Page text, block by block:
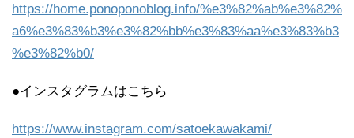
https://home.ponoponoblog.info/%e3%82%ab%e3%82%
a6%e3%83%b3%e3%82%bb%e3%83%aa%e3%83%b3
%e3%82%b0/
●インスタグラムはこちら
https://www.instagram.com/satoekawakami/